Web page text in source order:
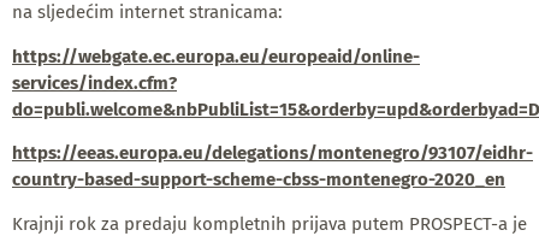
na sljedećim internet stranicama:
https://webgate.ec.europa.eu/europeaid/online-
services/index.cfm?
https://eeas.europa.eu/delegations/montenegro/93107/eidhr-
country-based-support-scheme-cbss-montenegro-2020_en
Krajnji rok za predaju kompletnih prijava putem PROSPECT-a je